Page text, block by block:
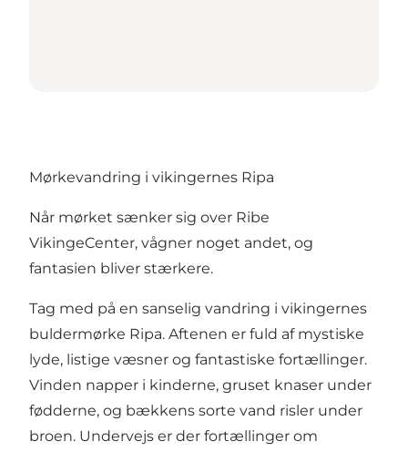
Mørkevandring i vikingernes Ripa
Når mørket sænker sig over Ribe
VikingeCenter, vågner noget andet, og
fantasien bliver stærkere.
Tag med på en sanselig vandring i vikingernes
buldermørke Ripa. Aftenen er fuld af mystiske
lyde, listige væsner og fantastiske fortællinger.
Vinden napper i kinderne, gruset knaser under
fødderne, og bækkens sorte vand risler under
broen. Undervejs er der fortællinger om